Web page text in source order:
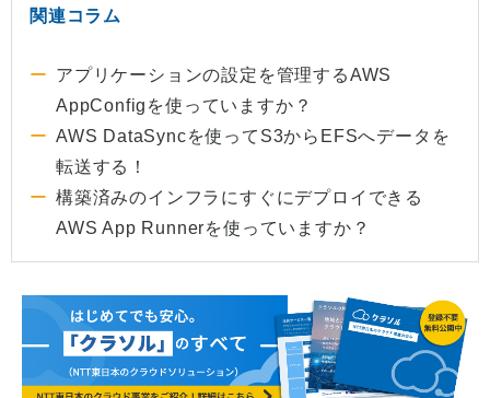
関連コラム
アプリケーションの設定を管理するAWS
AppConfigを使っていますか？
AWS DataSyncを使ってS3からEFSへデータを
転送する！
構築済みのインフラにすぐにデプロイできる
AWS App Runnerを使っていますか？